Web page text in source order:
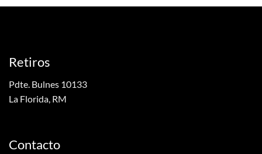
Retiros
Pdte. Bulnes 10133
La Florida, RM
Contacto